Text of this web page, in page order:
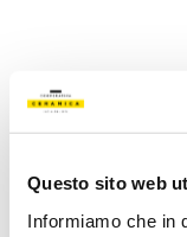
Questo sito web
Informiamo che in